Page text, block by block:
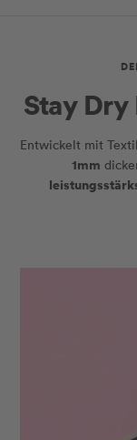
Stay
Entwickelt mit
1mm